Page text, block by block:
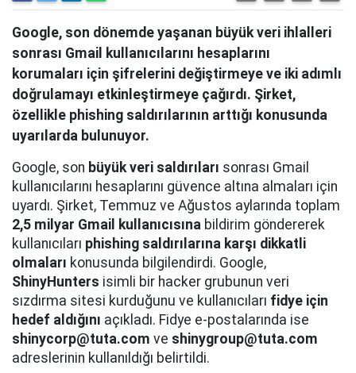
Google, son dönemde yaşanan büyük veri ihlalleri
sonrası Gmail kullanıcılarını hesaplarını
korumaları için şifrelerini değiştirmeye ve iki adımlı
doğrulamayı etkinleştirmeye çağırdı. Şirket,
özellikle phishing saldırılarının arttığı konusunda
uyarılarda bulunuyor.
Google, son büyük veri saldırıları sonrası Gmail
kullanıcılarını hesaplarını güvence altına almaları için
uyardı. Şirket, Temmuz ve Ağustos aylarında toplam
2,5 milyar Gmail kullanıcısına bildirim göndererek
kullanıcıları phishing saldırılarına karşı dikkatli
olmaları konusunda bilgilendirdi. Google,
ShinyHunters isimli bir hacker grubunun veri
sızdırma sitesi kurduğunu ve kullanıcıları fidye için
hedef aldığını açıkladı. Fidye e-postalarında ise
shinycorp@tuta.com ve shinygroup@tuta.com
adreslerinin kullanıldığı belirtildi.